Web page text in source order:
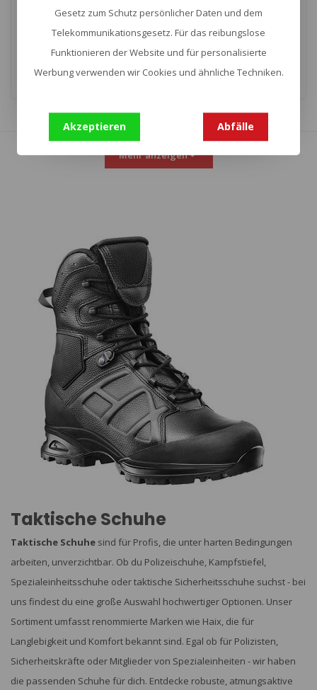
Black Eagle Athletic 2.1 GTX
tweelaagse zooltechnologie
Der HAIX Black Eagle Athletic
leichter Einsatzstie..
Zeige
Mehr anzeigen
Taktische Schuhe
Taktische Schuhe sind für Profis, die unter harten Bedingungen
arbeiten, unverzichtbar. Ob du Polizeischuhe, Kampfstiefel,
Spezialeinheitsschuhe oder taktische Sicherheitsschuhe suchst - bei
uns findest du eine große Auswahl hochwertiger Optionen. Unser
Sortiment umfasst renommierte Marken wie Haix, die für
Langlebigkeit und Komfort bekannt sind. Egal ob für Polizisten,
Sicherheitskräfte oder Mitglieder von Spezialeinheiten - wir haben
die passenden Schuhe für dich. Entdecke robuste, atmungsaktive
Gesetz zum Schutz persönlicher Daten und dem
Telekommunikationsgesetz. Für das reibungslose
Funktionieren der Website und für personalisierte
Werbung verwenden wir Cookies und ähnliche Techniken.
Akzeptieren Abfälle